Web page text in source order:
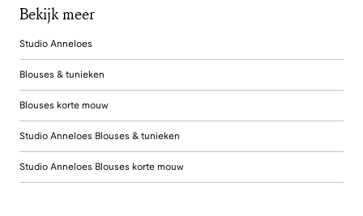
Bekijk meer
Studio Anneloes
Blouses & tunieken
Blouses korte mouw
Studio Anneloes Blouses & tunieken
Studio Anneloes Blouses korte mouw